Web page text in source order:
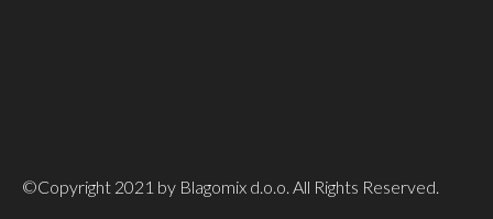
©Copyright 2021 by Blagomix d.o.o. All Rights Reserved.